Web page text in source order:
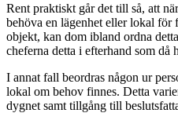
Rent praktiskt går det till så, att
behöva en lägenhet eller lokal för
objekt, kan dom ibland ordna
cheferna detta i efterhand som
I annat fall beordras någon ur
lokal om behov finnes. Detta
dygnet samt tillgång till